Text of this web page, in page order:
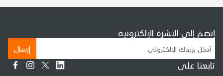
إنضم إلى النشرة الإلكترونية
إرسال
تابعنا على